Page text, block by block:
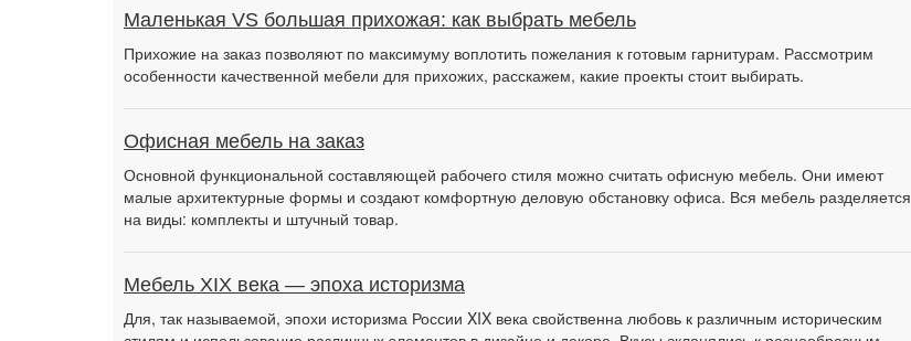
Маленькая VS большая прихожая: как выбрать мебель
Прихожие на заказ позволяют по максимуму воплотить пожелания к готовым гарнитурам. Рассмотрим
особенности качественной мебели для прихожих, расскажем, какие проекты стоит выбирать.
Офисная мебель на заказ
Основной функциональной составляющей рабочего стиля можно считать офисную мебель. Они имеют
малые архитектурные формы и создают комфортную деловую обстановку офиса. Вся мебель разделяется
на виды: комплекты и штучный товар.
Мебель XIX века — эпоха историзма
Для, так называемой, эпохи историзма России XIX века свойственна любовь к различным историческим